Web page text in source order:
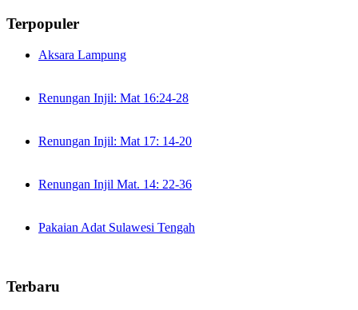
Terpopuler
Aksara Lampung
Renungan Injil: Mat 16:24-28
Renungan Injil: Mat 17: 14-20
Renungan Injil Mat. 14: 22-36
Pakaian Adat Sulawesi Tengah
Terbaru